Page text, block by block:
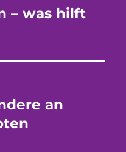
– was hilft
an